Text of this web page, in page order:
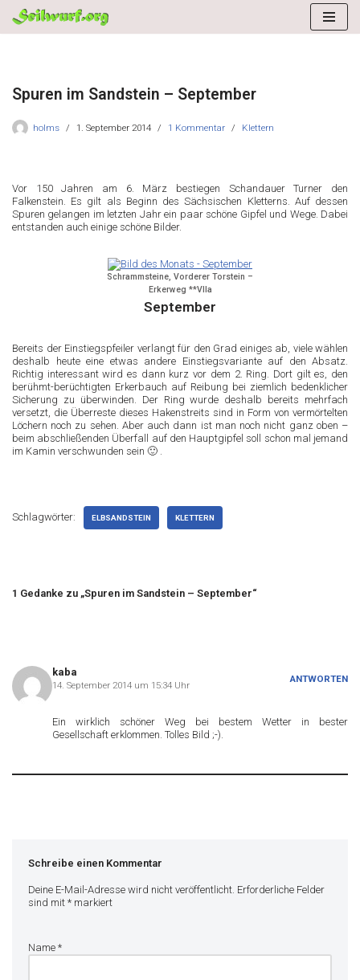
Spuren im Sandstein – September
holms 1. September 2014 1 Kommentar Klettern
Vor 150 Jahren am 6. März bestiegen Schandauer Turner den
Falkenstein. Es gilt als Beginn des Sächsischen Kletterns. Auf dessen
Spuren gelangen im letzten Jahr ein paar schöne Gipfel und Wege. Dabei
entstanden auch einige schöne Bilder.
Schrammsteine, Vorderer Torstein –
Erkerweg **VIIa
September
Bereits der Einstiegspfeiler verlangt für den Grad einiges ab, viele wählen
deshalb heute eine etwas andere Einstiegsvariante auf den Absatz.
Richtig interessant wird es dann kurz vor dem 2. Ring. Dort gilt es, den
berühmt-berüchtigten Erkerbauch auf Reibung bei ziemlich bedenklicher
Sicherung zu überwinden. Der Ring wurde deshalb bereits mehrfach
versetzt, die Überreste dieses Hakenstreits sind in Form von vermörtelten
Löchern noch zu sehen. Aber auch dann ist man noch nicht ganz oben –
beim abschließenden Überfall auf den Hauptgipfel soll schon mal jemand
im Kamin verschwunden sein 🙂 .
Schlagwörter: ELBSANDSTEIN KLETTERN
1 Gedanke zu „Spuren im Sandstein – September“
kaba
14. September 2014 um 15:34 Uhr
ANTWORTEN
Ein wirklich schöner Weg bei bestem Wetter in bester
Gesellschaft erklommen. Tolles Bild ;-).
Schreibe einen Kommentar
Deine E-Mail-Adresse wird nicht veröffentlicht. Erforderliche Felder
sind mit * markiert
Name *